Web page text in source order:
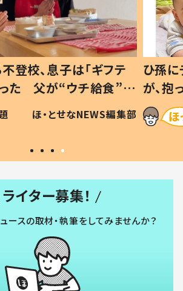
レデレな80歳じいじ
こすると…ひ孫の反応に
ました」「可愛くて仕方な
ほ・とせなNEWS編集部
ライター募集！
ースの取材・執筆をしてみませんか？